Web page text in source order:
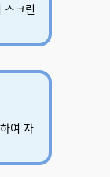
크린
여 자